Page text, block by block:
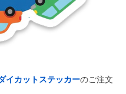
イカットステッカーのご注文